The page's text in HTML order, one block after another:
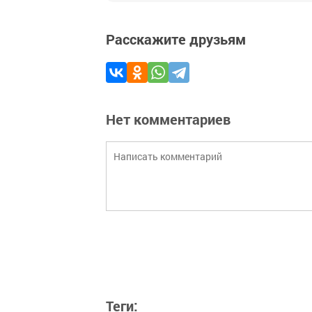
Расскажите друзьям
Нет комментариев
Теги: